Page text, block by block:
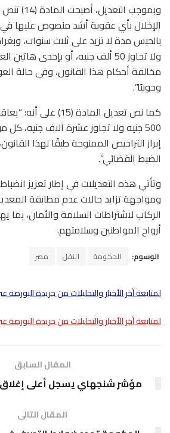
وبموجب
الإخلال بأي عقوبة أشد منصوص عليها
ولا تجاوز 50 ألف جنيه، أو بإحدى
مخالفة أحكام هذا القانون، وفي حالة
وجوبيًا”.
كما نص تعديل المادة
500 جنيه ولا تجاوز عشرة آلاف جنيه،
إبراز التراخيص الممنوحة طبقًا لهذا
الضبط القضائي”.
وتأتي هذه التعديلات في إطار تعزيز
ومواجهة تزايد حالات عدم مطابقة
الركاب لاشتراطات السلامة والأمان،
أرواح المواطنين وسلامتهم.
الوسوم: الحكومة النقل مصر
لمتابعة أخر الأخبار والتحليلات من جريدة
لمتابعة أخر الأخبار والتحليلات من جريدة البورصة
المقال السابق
مؤشر شنجهاي يسجل أعلى إغلاق في
المقال التالى